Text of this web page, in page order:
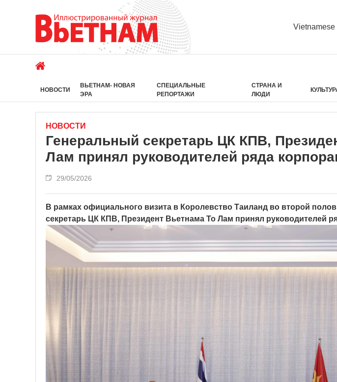
Vietnamese
НОВОСТИ
ВЬЕТНАМ- НОВАЯ
ЭРА
СПЕЦИАЛЬНЫЕ
РЕПОРТАЖИ
СТРАНА И
ЛЮДИ
НОВОСТИ
Генеральный секретарь ЦК КПВ,
Лам принял руководителей ряда
29/05/2026
В рамках официального визита в Королевство Таиланд во второй
секретарь ЦК КПВ, Президент Вьетнама То Лам принял руководителей